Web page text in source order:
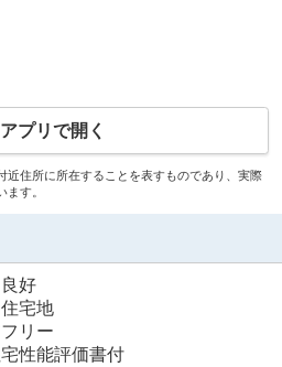
プリで開く
住所に所在することを表すものであり、実際
す。
好
宅地
リー
性能評価書付